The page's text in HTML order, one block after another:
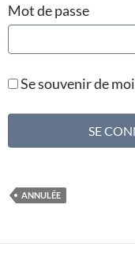
Mot de passe
Se souvenir de moi
ANNULÉE